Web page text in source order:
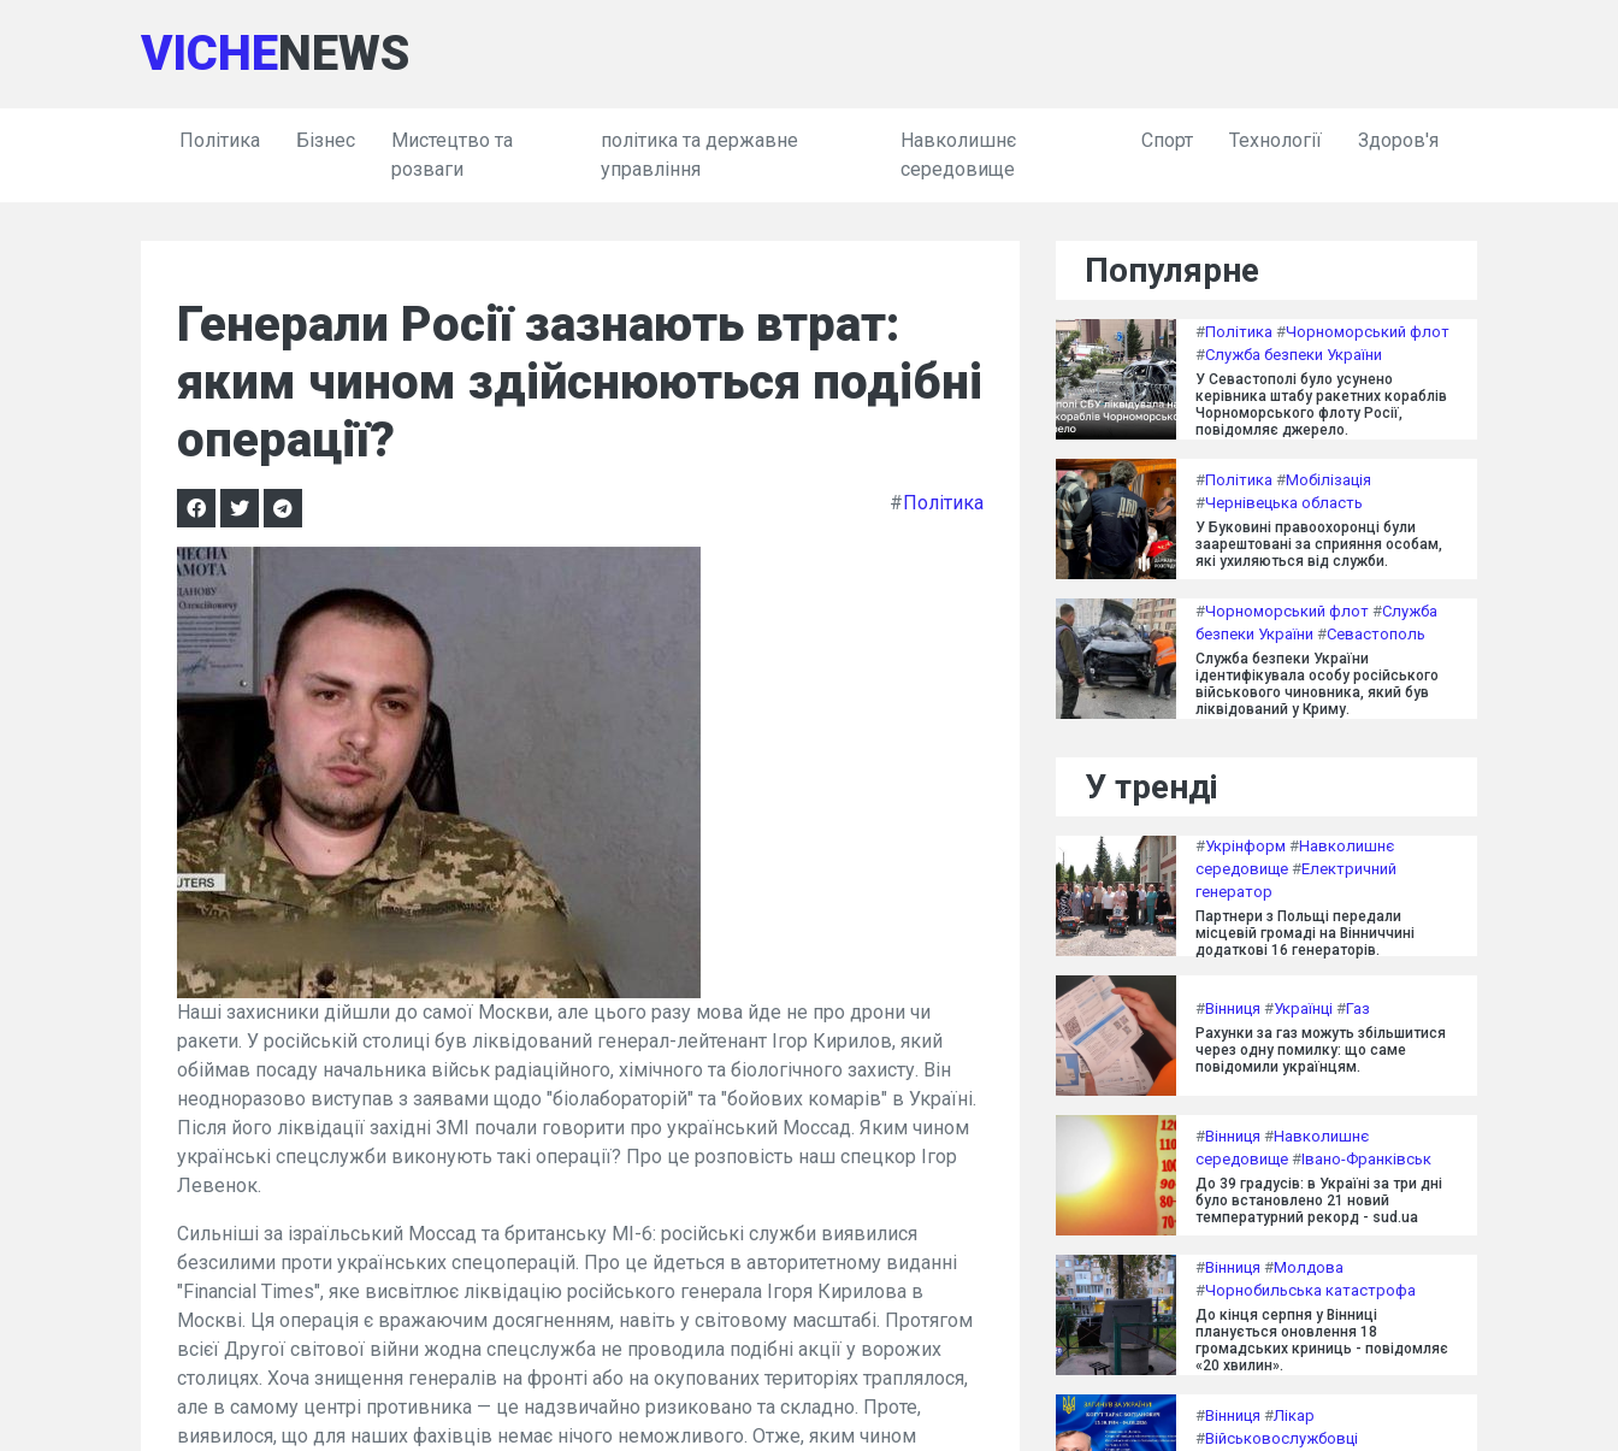
VICHENEWS
Політика Бізнес
Мистецтво та
розваги
політика та державне
управління
Навколишнє
середовище
Спорт Технології Здоров'я
Генерали Росії зазнають втрат:
яким чином здійснюються подібні
операції?
#Політика
Наші захисники дійшли до самої Москви, але цього разу мова йде не про дрони чи
ракети. У російській столиці був ліквідований генерал-лейтенант Ігор Кирилов, який
обіймав посаду начальника військ радіаційного, хімічного та біологічного захисту. Він
неодноразово виступав з заявами щодо "біолабораторій" та "бойових комарів" в Україні.
Після його ліквідації західні ЗМІ почали говорити про український Моссад. Яким чином
українські спецслужби виконують такі операції? Про це розповість наш спецкор Ігор
Левенок.
Сильніші за ізраїльський Моссад та британську МІ-6: російські служби виявилися
безсилими проти українських спецоперацій. Про це йдеться в авторитетному виданні
"Financial Times", яке висвітлює ліквідацію російського генерала Ігоря Кирилова в
Москві. Ця операція є вражаючим досягненням, навіть у світовому масштабі. Протягом
всієї Другої світової війни жодна спецслужба не проводила подібні акції у ворожих
столицях. Хоча знищення генералів на фронті або на окупованих територіях траплялося,
але в самому центрі противника — це надзвичайно ризиковано та складно. Проте,
виявилося, що для наших фахівців немає нічого неможливого. Отже, яким чином
Популярне
#Політика #Чорноморський флот
#Служба безпеки України
У Севастополі було усунено
керівника штабу ракетних кораблів
Чорноморського флоту Росії,
повідомляє джерело.
#Політика #Мобілізація
#Чернівецька область
У Буковині правоохоронці були
заарештовані за сприяння особам,
які ухиляються від служби.
#Чорноморський флот #Служба
безпеки України #Севастополь
Служба безпеки України
ідентифікувала особу російського
військового чиновника, який був
ліквідований у Криму.
У тренді
#Укрінформ #Навколишнє
середовище #Електричний
генератор
Партнери з Польщі передали
місцевій громаді на Вінниччині
додаткові 16 генераторів.
#Вінниця #Українці #Газ
Рахунки за газ можуть збільшитися
через одну помилку: що саме
повідомили українцям.
#Вінниця #Навколишнє
середовище #Івано-Франківськ
До 39 градусів: в Україні за три дні
було встановлено 21 новий
температурний рекорд - sud.ua
#Вінниця #Молдова
#Чорнобильська катастрофа
До кінця серпня у Вінниці
планується оновлення 18
громадських криниць - повідомляє
«20 хвилин».
#Вінниця #Лікар
#Військовослужбовці